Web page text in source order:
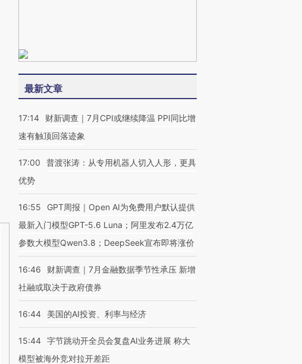
最新文章
17:14
财新调查｜7月CPI或继续降温 PPI同比增
速有触顶回落迹象
17:00
普渡张涛：从专用机器人切入人形，更具
优势
16:55
GPT周报｜Open AI为免费用户默认提供
最新入门模型GPT-5.6 Luna；阿里发布2.4万亿
参数大模型Qwen3.8；DeepSeek宣布即将涨价
16:46
财新调查｜7月金融数据季节性承压 新增
社融或取决于政府债券
16:44 美国的AI投资、利率与经济
15:44 字节跳动开全员会复盘AI业务进展 称大
模型被海外竞对拉开差距